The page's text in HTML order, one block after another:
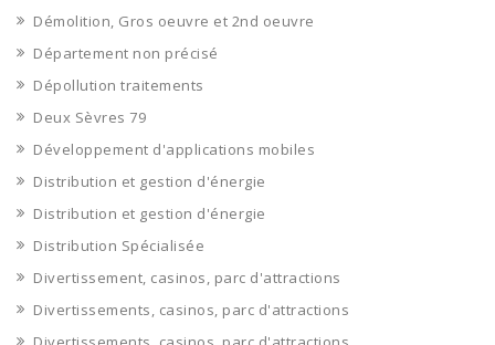
Démolition, Gros oeuvre et 2nd oeuvre
Département non précisé
Dépollution traitements
Deux Sèvres 79
Développement d'applications mobiles
Distribution et gestion d'énergie
Distribution et gestion d'énergie
Distribution Spécialisée
Divertissement, casinos, parc d'attractions
Divertissements, casinos, parc d'attractions